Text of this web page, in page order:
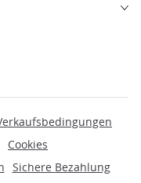
Cookies
Sichere Bezahlung